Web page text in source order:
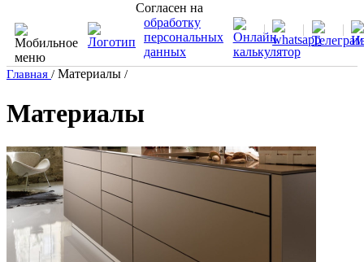
Согласен на
обработку
персональных
данных
Главная / Материалы /
Материалы